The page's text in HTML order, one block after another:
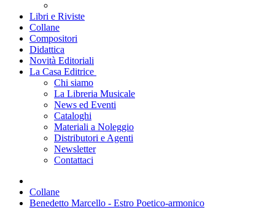
Libri e Riviste
Collane
Compositori
Didattica
Novità Editoriali
La Casa Editrice
Chi siamo
La Libreria Musicale
News ed Eventi
Cataloghi
Materiali a Noleggio
Distributori e Agenti
Newsletter
Contattaci
Collane
Benedetto Marcello - Estro Poetico-armonico